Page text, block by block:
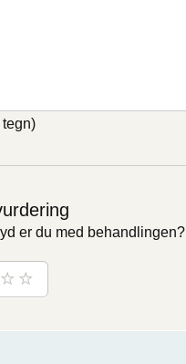
tegn)
er du med behandlingen?